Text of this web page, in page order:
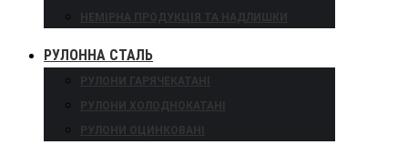
НЕМІРНА ПРОДУКЦІЯ ТА НАДЛИШКИ
РУЛОННА СТАЛЬ
РУЛОНИ ГАРЯЧЕКАТАНІ
РУЛОНИ ХОЛОДНОКАТАНІ
РУЛОНИ ОЦИНКОВАНІ